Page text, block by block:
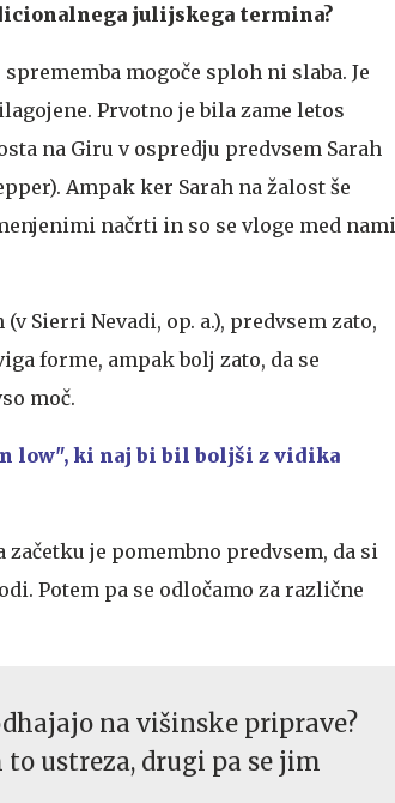
julijskega termina?
mogoče sploh ni slaba. Je
Prvotno je bila zame letos
na Giru v ospredju predvsem Sarah
Ampak ker Sarah na žalost še
načrti in so se vloge med nami
Sierri Nevadi, op. a.), predvsem zato,
forme, ampak bolj zato, da se
moč.
low", ki naj bi bil boljši z vidika
je pomembno predvsem, da si
Potem pa se odločamo za različne
na višinske priprave?
ustreza, drugi pa se jim